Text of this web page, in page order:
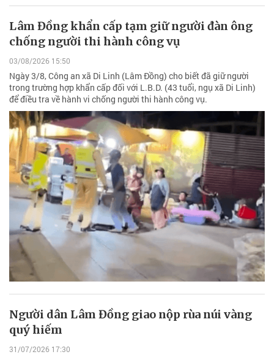
Lâm Đồng khẩn cấp tạm giữ người đàn ông
chống người thi hành công vụ
03/08/2026 15:50
Ngày 3/8, Công an xã Di Linh (Lâm Đồng) cho biết đã giữ người
trong trường hợp khẩn cấp đối với L.B.D. (43 tuổi, ngụ xã Di Linh)
để điều tra về hành vi chống người thi hành công vụ.
Người dân Lâm Đồng giao nộp rùa núi vàng
quý hiếm
31/07/2026 17:30